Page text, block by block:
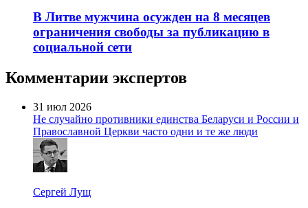
В Литве мужчина осужден на 8 месяцев
ограничения свободы за публикацию в
социальной сети
Комментарии экспертов
31 июл 2026
Не случайно противники единства Беларуси и России и
Православной Церкви часто одни и те же люди
Сергей Лущ